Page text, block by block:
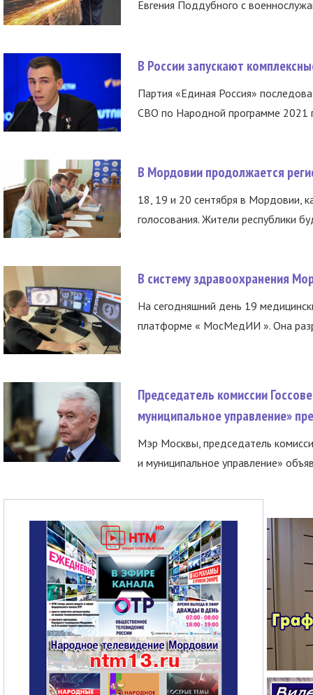
Евгения Поддубного с
В России запускают
Партия «Единая Россия»
СВО по Народной программе 2021
В Мордовии продолжается
18, 19 и 20 сентября в Мордовии,
голосования. Жители республики
В систему здравоохранения
На сегодняшний день 19
платформе « МосМедИИ ». Она
Председатель комиссии
муниципальное управление»
Мэр Москвы, председатель
и муниципальное управление»